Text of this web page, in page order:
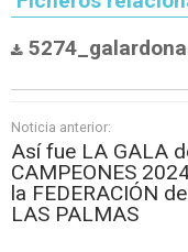
Noticia anterior:
Así fue LA GALA
CAMPEONES
la FEDERACIÓN de
LAS PALMAS